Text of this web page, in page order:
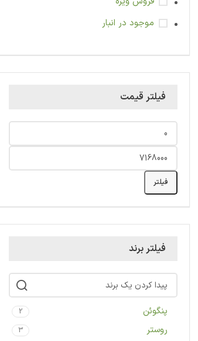
موجود در انبار
فیلتر قیمت
فیلتر
فیلتر برند
پنگوئن 2
روستر 3